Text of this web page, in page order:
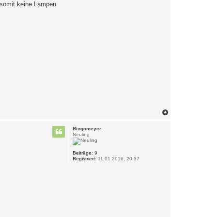
keine Lampen
Ringomeyer
Neuling
Beiträge: 9
Registriert: 11.01.2016, 20:37